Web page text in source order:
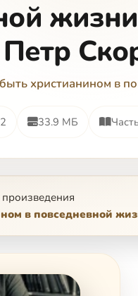
Петр
христианином в
33.9 МБ
в повседневной